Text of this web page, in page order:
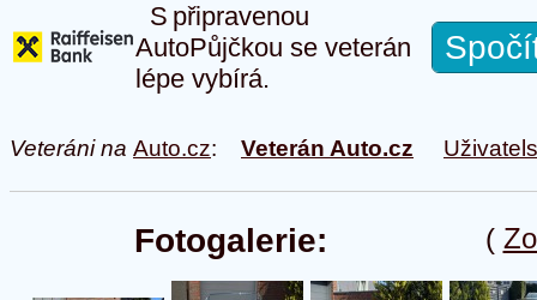
S připravenou
AutoPůjčkou se veterán
lépe vybírá.
Veteráni na Auto.cz: Veterán Auto.cz
(
Fotogalerie: